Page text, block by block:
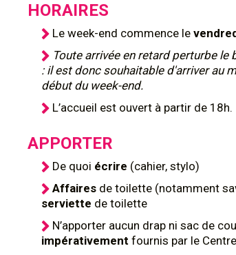
HORAIRES
Le week-end commence le
Toute arrivée en retard perturbe
: il est donc souhaitable d'arriver au
début du week-end.
L’accueil est ouvert à partir de 18h.
APPORTER
De quoi écrire (cahier, stylo)
Affaires de toilette (notamment
serviette de toilette
N’apporter aucun drap ni sac de
impérativement fournis par le Centre